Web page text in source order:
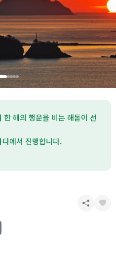
해의 행운을 비는 해돋이 선
에서 진행합니다.